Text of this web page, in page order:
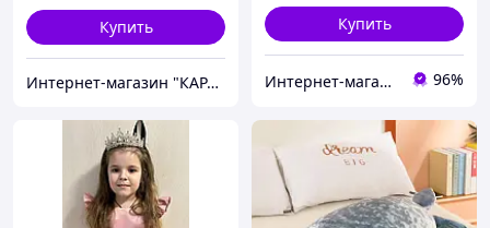
Купить
Интернет-магазин "КАРАПУЗИК"
Купить
Интернет-магазин "Korni" 96%